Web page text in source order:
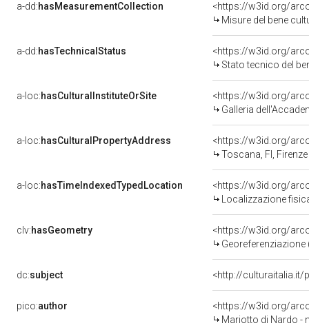
a-dd:hasMeasurementCollection
<https://w3id.org/
Misure del bene
a-dd:hasTechnicalStatus
<https://w3id.org/
Stato tecnico del
a-loc:hasCulturalInstituteOrSite
<https://w3id.org/
Galleria
a-loc:hasCulturalPropertyAddress
<https://w3id.org/
Toscana, FI, Firenze
a-loc:hasTimeIndexedTypedLocation
<https://w3id.org/
Localizzazione
clv:hasGeometry
<https://w3id.org/
Georeferenziazione
dc:subject <http://culturaitalia.it/
pico:author
<https://w3id.org/
Mariotto di Nardo -